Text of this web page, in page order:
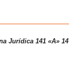
Jurídica 141 «A» 14